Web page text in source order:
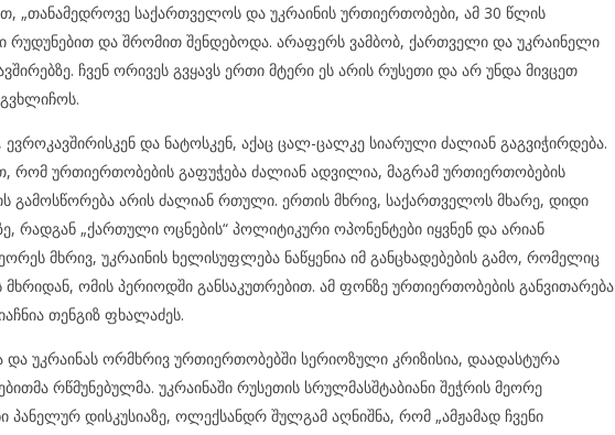
„თანამედროვე საქართველოს და უკრაინის ურთიერთობები, ამ 30 წლის
რუდუნებით და შრომით შენდებოდა. არაფერს ვამბობ, ქართველი და უკრაინელი
ჩვენ ორივეს გვყავს ერთი მტერი ეს არის რუსეთი და არ უნდა მივცეთ
ევროკავშირისკენ და ნატოსკენ, აქაც ცალ-ცალკე სიარული ძალიან გაგვიჭირდება.
რომ ურთიერთობების გაფუჭება ძალიან ადვილია, მაგრამ ურთიერთობების
გამოსწორება არის ძალიან რთული. ერთის მხრივ, საქართველოს მხარე, დიდი
რადგან „ქართული ოცნების“ პოლიტიკური ოპონენტები იყვნენ და არიან
მხრივ, უკრაინის ხელისუფლება ნაწყენია იმ განცხადებების გამო, რომელიც
ომის პერიოდში განსაკუთრებით. ამ ფონზე ურთიერთობების განვითარება
თენგიზ ფხალაძეს.
უკრაინას ორმხრივ ურთიერთობებში სერიოზული კრიზისია, დაადასტურა
რწმუნებულმა. უკრაინაში რუსეთის სრულმასშტაბიანი შეჭრის მეორე
პანელურ დისკუსიაზე, ოლექსანდრ შულგამ აღნიშნა, რომ „ამჟამად ჩვენი